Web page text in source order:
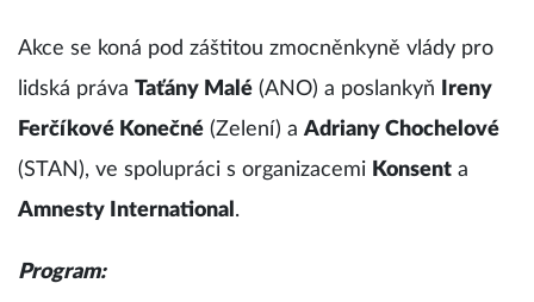
Akce se koná pod záštitou zmocněnkyně vlády pro
lidská práva Taťány Malé (ANO) a poslankyň
Ireny
Ferčíkové Konečné (Zelení) a Adriany Chochelové
(STAN), ve spolupráci s organizacemi Konsent a
Amnesty International .
Program: